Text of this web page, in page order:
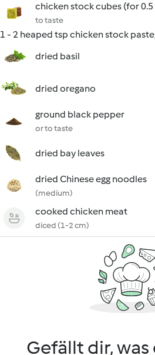
chicken stock cubes (for 0.5
to taste
1 - 2 heaped tsp chicken stock
dried basil
dried oregano
ground black pepper
or to taste
dried bay leaves
dried Chinese egg noodles
(medium)
cooked chicken meat
diced (1-2 cm)
Gefällt dir, was